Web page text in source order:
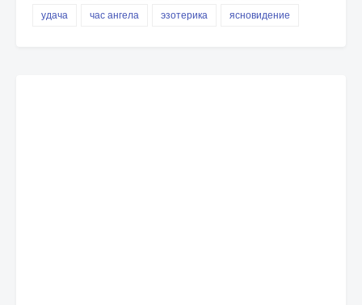
удача
час ангела эзотерика ясновидение